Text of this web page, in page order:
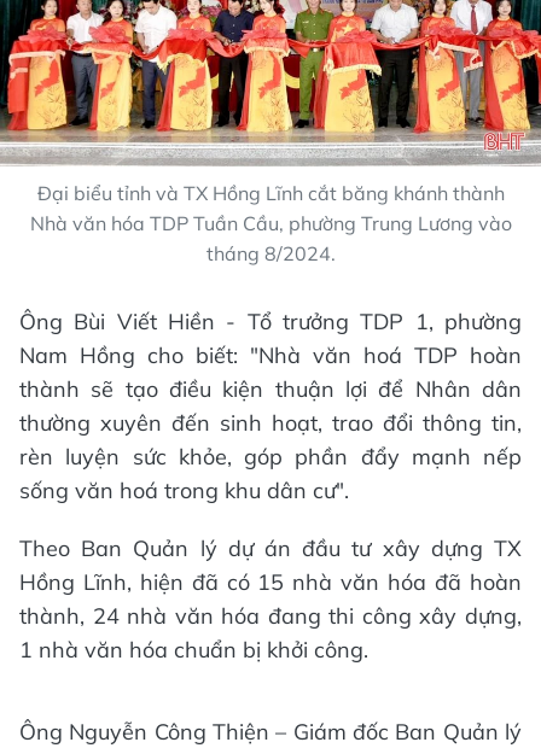
Đại biểu tỉnh và TX Hồng Lĩnh cắt băng khánh thành
Nhà văn hóa TDP Tuần Cầu, phường Trung Lương vào
tháng 8/2024.
Ông Bùi Viết Hiền - Tổ trưởng TDP 1, phường
Nam Hồng cho biết: "Nhà văn hoá TDP hoàn
thành sẽ tạo điều kiện thuận lợi để Nhân dân
thường xuyên đến sinh hoạt, trao đổi thông tin,
rèn luyện sức khỏe, góp phần đẩy mạnh nếp
sống văn hoá trong khu dân cư".
Theo Ban Quản lý dự án đầu tư xây dựng TX
Hồng Lĩnh, hiện đã có 15 nhà văn hóa đã hoàn
thành, 24 nhà văn hóa đang thi công xây dựng,
1 nhà văn hóa chuẩn bị khởi công.
Ông Nguyễn Công Thiện – Giám đốc Ban Quản lý